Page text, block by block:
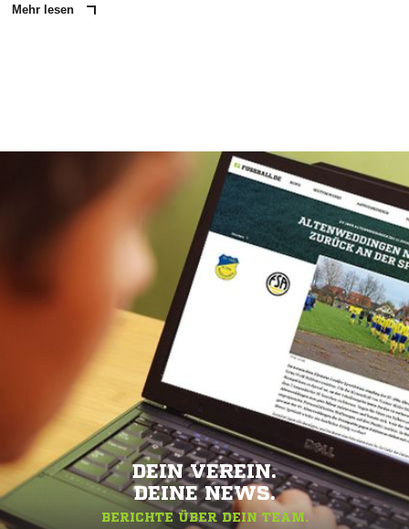
Mehr lesen
DEIN VEREIN.
DEINE NEWS.
BERICHTE ÜBER DEIN TEAM.